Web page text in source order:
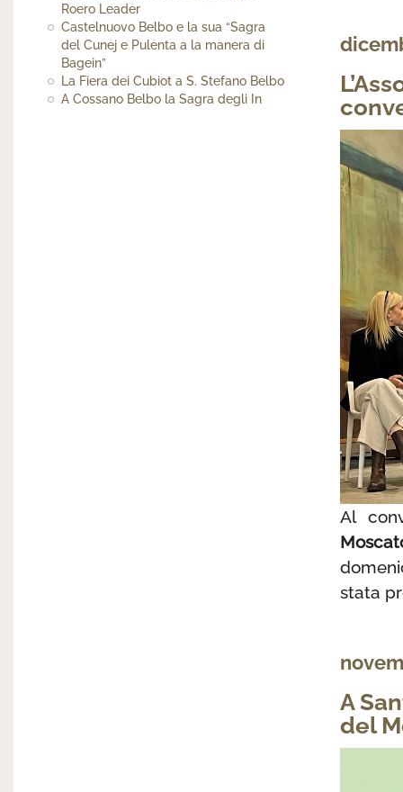
Roero Leader
Castelnuovo Belbo e la sua “Sagra
del Cunej e Pulenta a la manera di
Bagein”
La Fiera dei Cubiot a S. Stefano Belbo
A Cossano Belbo la Sagra degli In
Al
stata
A
del